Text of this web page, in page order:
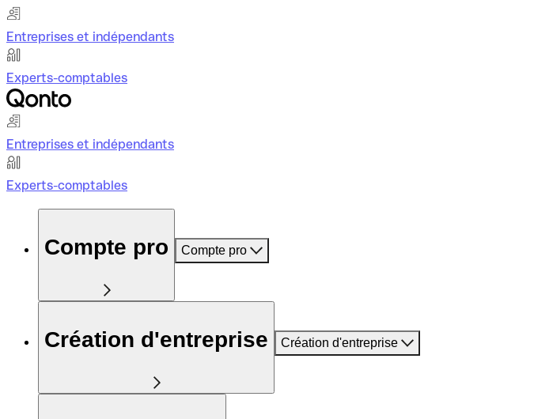
Entreprises et indépendants
Experts-comptables
Entreprises et indépendants
Experts-comptables
Compte pro Compte pro
Création d'entreprise Création d'entreprise